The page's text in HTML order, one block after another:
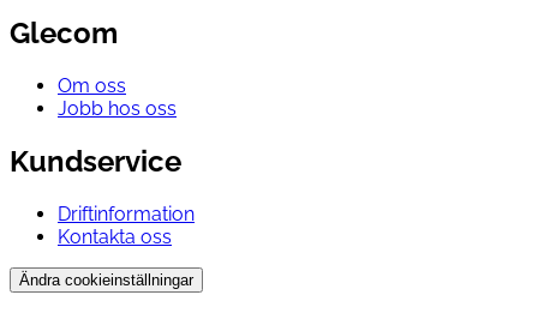
Glecom
Om oss
Jobb hos oss
Kundservice
Driftinformation
Kontakta oss
Ändra cookieinställningar